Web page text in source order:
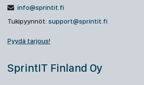
info@sprintit.fi
Tukipyynnöt: support@sprintit.fi
Pyydä tarjous!
SprintIT Finland Oy